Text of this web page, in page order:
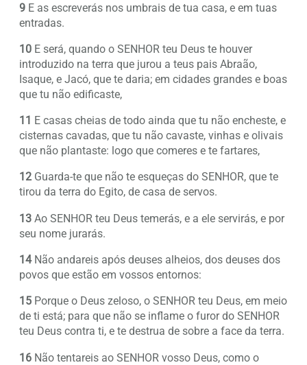
9 E as escreverás nos umbrais de tua casa, e em tuas
entradas.
10 E será, quando o SENHOR teu Deus te houver
introduzido na terra que jurou a teus pais Abraão,
Isaque, e Jacó, que te daria; em cidades grandes e boas
que tu não edificaste,
11 E casas cheias de todo ainda que tu não encheste, e
cisternas cavadas, que tu não cavaste, vinhas e olivais
que não plantaste: logo que comeres e te fartares,
12 Guarda-te que não te esqueças do SENHOR, que te
tirou da terra do Egito, de casa de servos.
13 Ao SENHOR teu Deus temerás, e a ele servirás, e por
seu nome jurarás.
14Não andareis após deuses alheios, dos deuses dos
povos que estão em vossos entornos:
15 Porque o Deus zeloso, o SENHOR teu Deus, em meio
de ti está; para que não se inflame o furor do SENHOR
teu Deus contra ti, e te destrua de sobre a face da terra.
16 Não tentareis ao SENHOR vosso Deus, como o